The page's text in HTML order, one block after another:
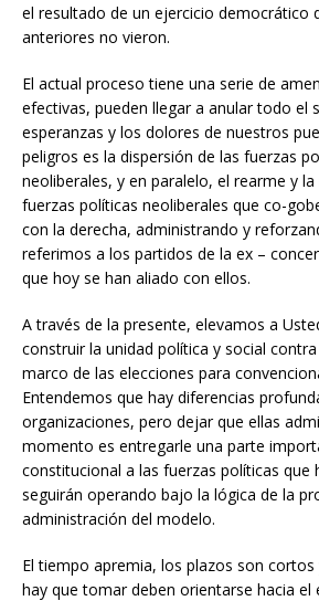
el resultado de un ejercicio democrático
anteriores no vieron.
El actual proceso tiene una serie de
efectivas, pueden llegar a anular todo el
esperanzas y los dolores de nuestros
peligros es la dispersión de las fuerzas
neoliberales, y en paralelo, el rearme y
fuerzas políticas neoliberales que co-
con la derecha, administrando y
referimos a los partidos de la ex –
que hoy se han aliado con ellos.
A través de la presente, elevamos a
construir la unidad política y social
marco de las elecciones para
Entendemos que hay diferencias
organizaciones, pero dejar que ellas
momento es entregarle una parte
constitucional a las fuerzas políticas que
seguirán operando bajo la lógica de la
administración del modelo.
El tiempo apremia, los plazos son cortos
hay que tomar deben orientarse hacia el